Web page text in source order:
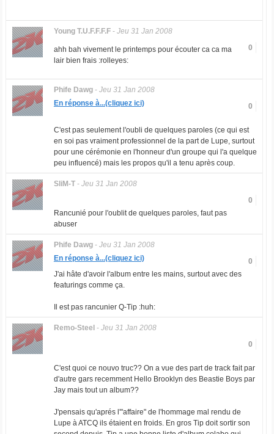
Young T.U.F.F.F.F- Jeu 31 Jan 2008
0
ahh bah vivement le printemps pour écouter ca ca ma
lair bien frais :rolleyes:
Phife Dawg- Jeu 31 Jan 2008
0
En réponse à...(cliquez ici)
C'est pas seulement l'oubli de quelques paroles (ce qui est
en soi pas vraiment professionnel de la part de Lupe, surtout
pour une cérémonie en l'honneur d'un groupe qui l'a quelque
peu influencé) mais les propos qu'il a tenu après coup.
SliM-T- Jeu 31 Jan 2008
0
Rancunié pour l'oublit de quelques paroles, faut pas
abuser
Phife Dawg- Jeu 31 Jan 2008
0
En réponse à...(cliquez ici)
J'ai hâte d'avoir l'album entre les mains, surtout avec des
featurings comme ça.
Il est pas rancunier Q-Tip :huh:
Remo-Steel - Jeu 31 Jan 2008
0
C'est quoi ce nouvo truc?? On a vue des part de track fait par
d'autre gars recemment Hello Brooklyn des Beastie Boys par
Jay mais tout un album??
J'pensais qu'aprés l'"affaire" de l'hommage mal rendu de
Lupe à ATCQ ils étaient en froids. En gros Tip doit sortir son